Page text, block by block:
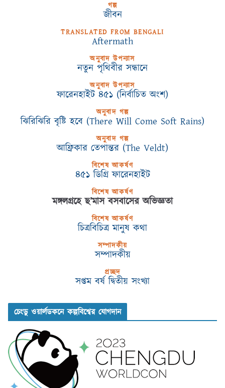
গল্প
জীবন
TRANSLATED FROM BENGALI
Aftermath
অনুবাদ উপন্যাস
নতুন পৃথিবীর সন্ধানে
অনুবাদ উপন্যাস
ফারেনহাইট ৪৫১ (নির্বাচিত অংশ)
অনুবাদ গল্প
ঝিরিঝিরি বৃষ্টি হবে (There Will Come Soft Rains)
অনুবাদ গল্প
আফ্রিকার তেপান্তর (The Veldt)
বিশেষ আকর্ষণ
৪৫১ ডিগ্রি ফারেনহাইট
বিশেষ আকর্ষণ
মঙ্গলগ্রহে ছ’মাস বসবাসের অভিজ্ঞতা
বিশেষ আকর্ষণ
চিত্রবিচিত্র মানুষ কথা
সম্পাদকীয়
সম্পাদকীয়
প্রচ্ছদ
সপ্তম বর্ষ দ্বিতীয় সংখ্যা
চেংডু ওয়ার্লডকনে কল্পবিশ্বের যোগদান